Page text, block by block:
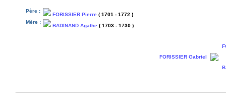
Père :
FORISSIER Pierre ( 1701 - 1772 )
Mère :
BADINAND Agathe ( 1703 - 1730 )
FORISSIER Gabriel